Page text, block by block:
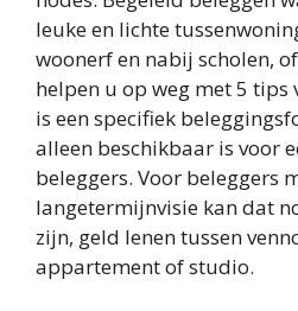
leuke en lichte
woonerf en nabij scholen,
helpen u op weg met 5 tips
is een specifiek
alleen beschikbaar is voor
beleggers. Voor beleggers
langetermijnvisie kan dat
zijn, geld lenen tussen
appartement of studio.